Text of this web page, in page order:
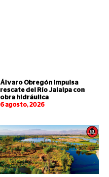
Álvaro Obregón impulsa
rescate del Río Jalalpa con
obra hidráulica
6 agosto, 2026